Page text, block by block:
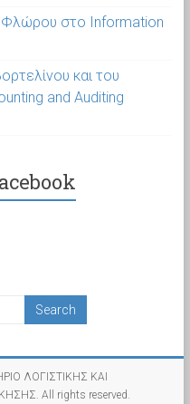
Φλώρου στο Information
και του
and Auditing
ΛΟΓΙΣΤΙΚΗΣ ΚΑΙ
. All rights reserved.